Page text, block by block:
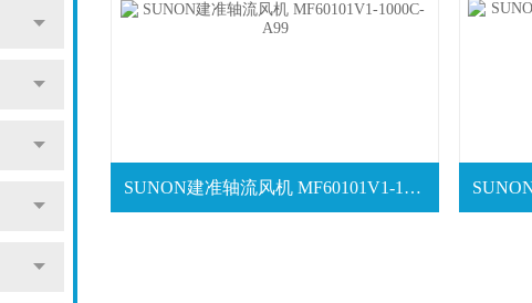
SUNON建准轴流风机 MF60101V1-1000C-A99